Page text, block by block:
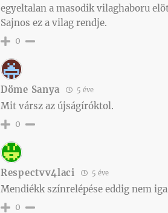
egyeltalan a masodik vilaghaboru
Sajnos ez a vilag rendje.
0
Döme Sanya 5 éve
Mit vársz az újságíróktol.
0
Respectvv4laci 5 éve
Mendiékk színrelépése eddig nem
0